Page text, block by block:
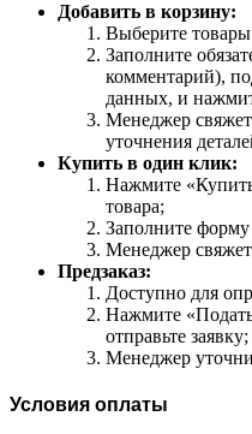
Добавить в корзину:
Выберите товары
Заполните
комментарий),
данных, и
Менеджер
уточнения
Купить в один клик:
Нажмите
товара;
Заполните форму
Менеджер
Предзаказ:
Доступно для
Нажмите
отправьте заявку;
Менеджер
Условия оплаты